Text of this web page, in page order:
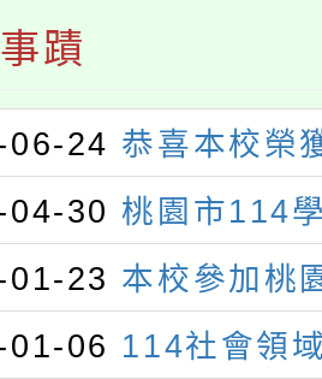
蹟
06-24 恭喜本校榮
議課訪視優等學
04-30 桃園市114
學生
01-23 本校參加桃
賽活動｣榮獲國
01-06 114社會領